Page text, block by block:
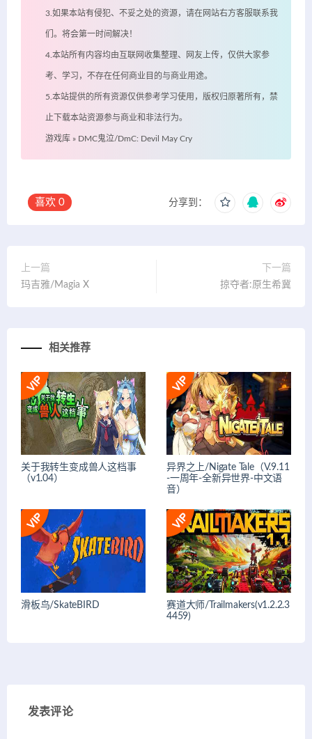
3.如果本站有侵犯、不妥之处的资源，请在网站右方客服联系我
们。将会第一时间解决！
4.本站所有内容均由互联网收集整理、网友上传，仅供大家参
考、学习，不存在任何商业目的与商业用途。
5.本站提供的所有资源仅供参考学习使用，版权归原著所有，禁
止下载本站资源参与商业和非法行为。
游戏库 » DMC鬼泣/DmC: Devil May Cry
喜欢 0 分享到：
上一篇
玛吉雅/Magia X
下一篇
掠夺者:原生希冀
相关推荐
关于我转生变成兽人这档事
（v1.04）
异界之上/Nigate Tale（V.9.11
-一周年-全新异世界-中文语
音）
滑板鸟/SkateBIRD
赛道大师/Trailmakers(v1.2.2.3
4459)
发表评论